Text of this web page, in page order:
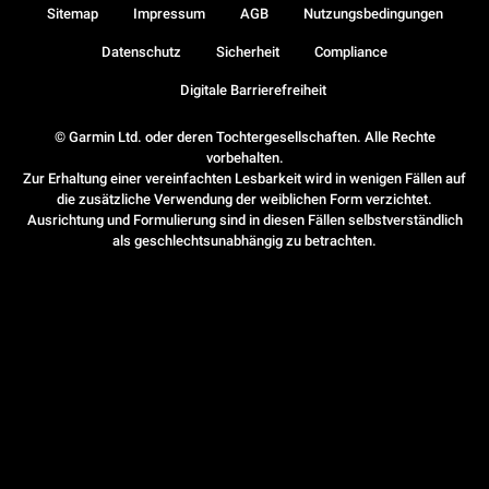
© Garmin Ltd. oder deren Tochtergesellschaften. Alle Rechte
vorbehalten.
Zur Erhaltung einer vereinfachten Lesbarkeit wird in wenigen Fällen auf
die zusätzliche Verwendung der weiblichen Form verzichtet.
Ausrichtung und Formulierung sind in diesen Fällen selbstverständlich
als geschlechtsunabhängig zu betrachten.
Sitemap Impressum AGB Nutzungsbedingungen
Datenschutz Sicherheit Compliance
Digitale Barrierefreiheit